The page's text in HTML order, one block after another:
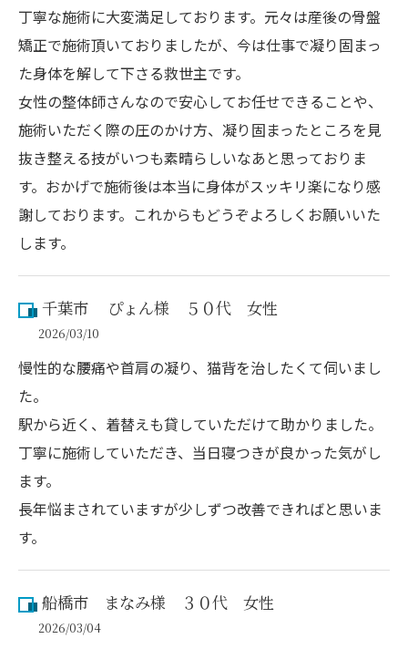
丁寧な施術に大変満足しております。元々は産後の骨盤
矯正で施術頂いておりましたが、今は仕事で凝り固まっ
た身体を解して下さる救世主です。
女性の整体師さんなので安心してお任せできることや、
施術いただく際の圧のかけ方、凝り固まったところを見
抜き整える技がいつも素晴らしいなあと思っておりま
す。おかげで施術後は本当に身体がスッキリ楽になり感
謝しております。これからもどうぞよろしくお願いいた
します。
千葉市 ぴょん様 ５０代 女性
2026/03/10
慢性的な腰痛や首肩の凝り、猫背を治したくて伺いまし
た。
駅から近く、着替えも貸していただけて助かりました。
丁寧に施術していただき、当日寝つきが良かった気がし
ます。
長年悩まされていますが少しずつ改善できればと思いま
す。
船橋市 まなみ様 ３０代 女性
2026/03/04